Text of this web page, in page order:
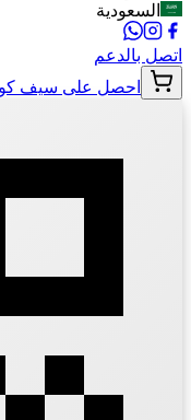
السعودية
اتصل بالدعم
احصل على سيف